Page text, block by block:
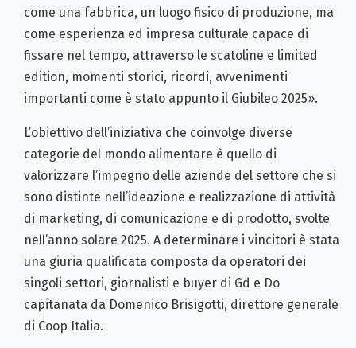
come una fabbrica, un luogo fisico di produzione, ma
come esperienza ed impresa culturale capace di
fissare nel tempo, attraverso le scatoline e limited
edition, momenti storici, ricordi, avvenimenti
importanti come è stato appunto il Giubileo 2025».
L’obiettivo dell’iniziativa che coinvolge diverse
categorie del mondo alimentare è quello di
valorizzare l’impegno delle aziende del settore che si
sono distinte nell’ideazione e realizzazione di attività
di marketing, di comunicazione e di prodotto, svolte
nell’anno solare 2025. A determinare i vincitori è stata
una giuria qualificata composta da operatori dei
singoli settori, giornalisti e buyer di Gd e Do
capitanata da Domenico Brisigotti, direttore generale
di Coop Italia.